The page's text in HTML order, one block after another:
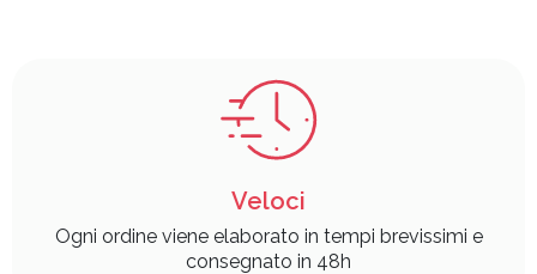
Veloci
Ogni ordine viene elaborato in tempi brevissimi e
consegnato in 48h